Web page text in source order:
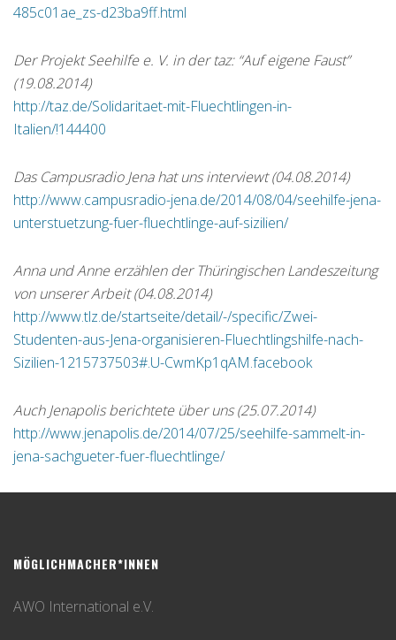
485c01ae_zs-d23ba9ff.html
Der Projekt Seehilfe e. V. in der taz: “Auf eigene Faust”
(19.08.2014)
http://taz.de/Solidaritaet-mit-Fluechtlingen-in-
Italien/!144400
Das Campusradio Jena hat uns interviewt (04.08.2014)
http://www.campusradio-jena.de/2014/08/04/seehilfe-jena-
unterstuetzung-fuer-fluechtlinge-auf-sizilien/
Anna und Anne erzählen der Thüringischen Landeszeitung
von unserer Arbeit (04.08.2014)
http://www.tlz.de/startseite/detail/-/specific/Zwei-
Studenten-aus-Jena-organisieren-Fluechtlingshilfe-nach-
Sizilien-1215737503#.U-CwmKp1qAM.facebook
Auch Jenapolis berichtete über uns (25.07.2014)
http://www.jenapolis.de/2014/07/25/seehilfe-sammelt-in-
jena-sachgueter-fuer-fluechtlinge/
MÖGLICHMACHER*INNEN
AWO International e.V.